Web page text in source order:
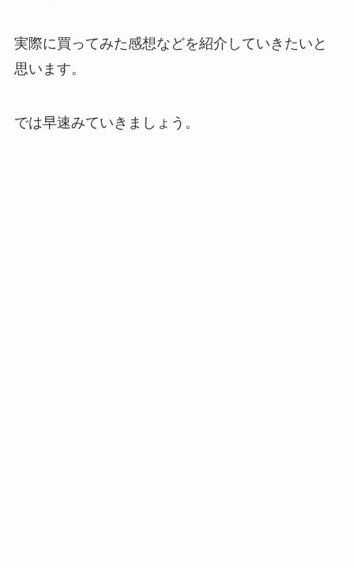
実際に買ってみた感想などを紹介していきたいと
思います。
では早速みていきましょう。